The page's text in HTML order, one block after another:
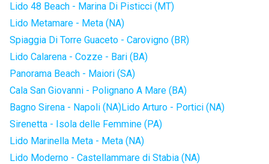
Lido 48 Beach - Marina Di Pisticci (MT)
Lido Metamare - Meta (NA)
Spiaggia Di Torre Guaceto - Carovigno (BR)
Lido Calarena - Cozze - Bari (BA)
Panorama Beach - Maiori (SA)
Cala San Giovanni - Polignano A Mare (BA)
Bagno Sirena - Napoli (NA)Lido Arturo - Portici (NA)
Sirenetta - Isola delle Femmine (PA)
Lido Marinella Meta - Meta (NA)
Lido Moderno - Castellammare di Stabia (NA)